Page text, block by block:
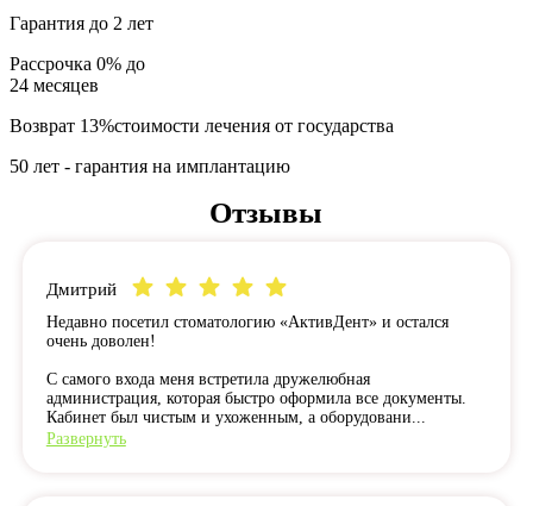
Гарантия до 2 лет
Рассрочка 0% до
24 месяцев
Возврат 13%стоимости лечения от государства
50 лет - гарантия на имплантацию
Отзывы
Дмитрий
Недавно посетил стоматологию «АктивДент» и остался
очень доволен!
С самого входа меня встретила дружелюбная
администрация, которая быстро оформила все документы.
Кабинет был чистым и ухоженным, а оборудовани...
Развернуть